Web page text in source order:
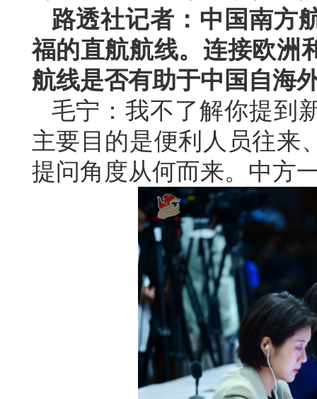
路透社记者：中国南方
福的直航航线。连接欧洲
航线是否有助于中国自海
毛宁：我不了解你提到
主要目的是便利人员往来
提问角度从何而来。中方